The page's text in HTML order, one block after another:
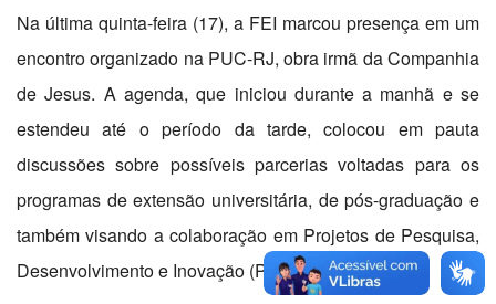
Na última quinta-feira (17), a FEI marcou presença em um
encontro organizado na PUC-RJ, obra irmã da Companhia
de Jesus. A agenda, que iniciou durante a manhã e se
estendeu até o período da tarde, colocou em pauta
discussões sobre possíveis parcerias voltadas para os
programas de extensão universitária, de pós-graduação e
também visando a colaboração em Projetos de Pesquisa,
Desenvolvimento e Inovação (PD&I).